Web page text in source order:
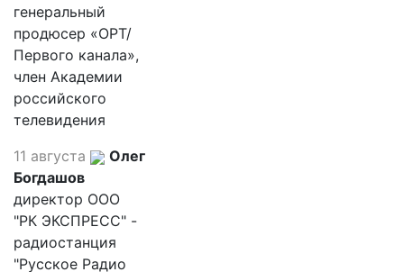
генеральный
продюсер «ОРТ/
Первого канала»,
член Академии
российского
телевидения
11 августа
Олег
Богдашов
директор ООО
"РК ЭКСПРЕСС" -
радиостанция
"Русское Радио